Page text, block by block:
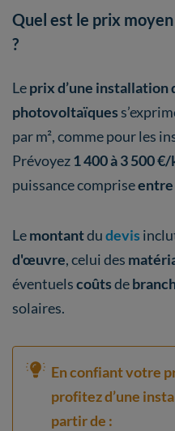
Quel est le prix
?
Leprix d’une installation
photovoltaïques
par m², comme pour les
Prévoyez1 400 à 3 500
puissance compriseentre
Lemontantdudevis
d'œuvre, celui des
éventuelscoûtsde
solaires.
En confiant votre
profitez d’une
partir de :